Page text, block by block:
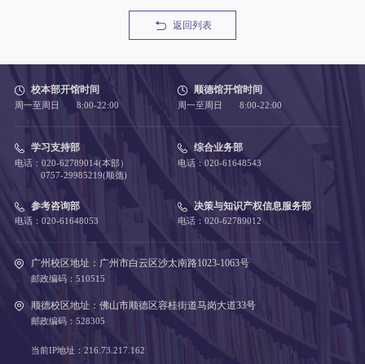
返回列表
校本部开馆时间
周一至周日 8:00-22:00
顺德馆开馆时间
周一至周日 8:00-22:00
学习支持部
电话：020-62789014(本部）
0757-29985219(顺德)
综合业务部
电话：020-61648543
参考咨询部
电话：020-61648053
决策与知识产权信息服务部
电话：020-62789012
广州校区地址：广州市白云区沙太南路1023-1063号
邮政编码：510515
顺德校区地址：佛山市顺德区容桂街道马岗大道33号
邮政编码：528305
当前IP地址：216.73.217.162